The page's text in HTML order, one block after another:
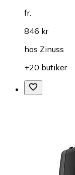
fr.
846 kr
hos Zinuss
+20 butiker